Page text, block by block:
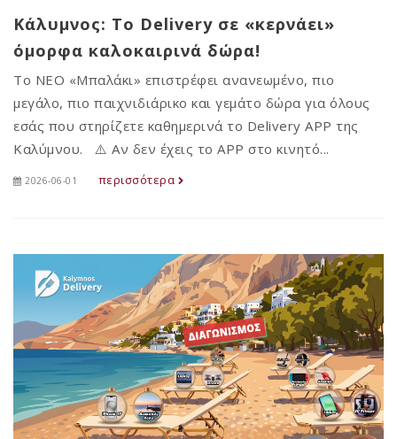
Κάλυμνος: Το Delivery σε «κερνάει»
όμορφα καλοκαιρινά δώρα!
Το ΝΕΟ «Μπαλάκι» επιστρέφει ανανεωμένο, πιο
μεγάλο, πιο παιχνιδιάρικο και γεμάτο δώρα για όλους
εσάς που στηρίζετε καθημερινά το Delivery APP της
Καλύμνου. ⚠️ Αν δεν έχεις το APP στο κινητό...
2026-06-01 περισσότερα